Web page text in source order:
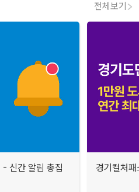
전체보기
신간 알림 총집
경기컬처